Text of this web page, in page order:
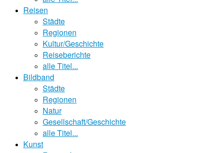
Reisen
Städte
Regionen
Kultur/Geschichte
Reiseberichte
alle Titel...
Bildband
Städte
Regionen
Natur
Gesellschaft/Geschichte
alle Titel...
Kunst